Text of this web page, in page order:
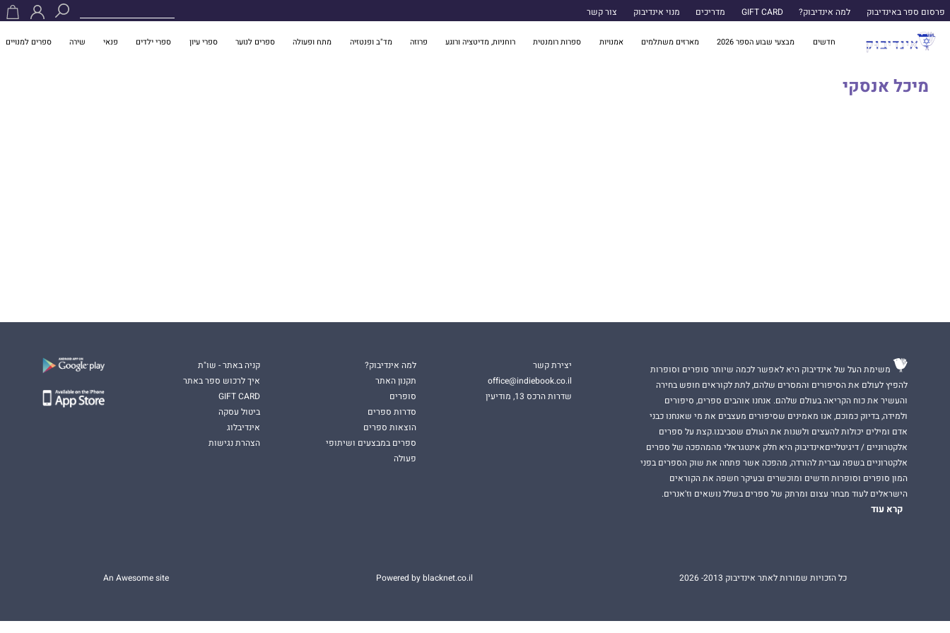
פרסום ספר באינדיבוק למה אינדיבוק? GIFT CARD מדריכים מנוי אינדיבוק צור קשר
חדשים מבצעי שבוע הספר 2026 מארזים משתלמים אמנויות ספרות רומנטית רוחניות, מדיטציה ורוגע פרוזה מד"ב ופנטזיה מתח ופעולה ספרים לנוער ספרי עיון ספרי ילדים פנאי שירה ספרים למנויים
מיכל אנסקי
משימת העל של אינדיבוק היא לאפשר לכמה שיותר סופרים וסופרות
להפיץ לעולם את הסיפורים והמסרים שלהם, לתת לקוראים חופש בחירה
והעשיר את כוח הקריאה בעולם שלהם. אנחנו אוהבים ספרים, סיפורים
ולמידה, בדיוק כמוכם, אנו מאמינים שסיפורים מעצבים את מי שאנחנו כבני
אדם ומילים יכולות להעצים ולשנות את העולם שסביבנו.קצת על ספרים
אלקטרוניים / דיגיטלייםאינדיבוק היא חלק אינטגראלי מהמהפכה של ספרים
אלקטרוניים בשפה עברית להורדה, מהפכה אשר פתחה את שוק הספרים בפני
המון סופרים וסופרות חדשים ומוכשרים ובעיקר חשפה את הקוראים
הישראלים לעוד מבחר עצום ומרתק של ספרים בשלל נושאים וז'אנרים.
קרא עוד
יצירת קשר
office@indiebook.co.il
שדרות הרכס 13, מודיעין
למה אינדיבוק?
תקנון האתר
סופרים
סדרות ספרים
הוצאות ספרים
ספרים במבצעים ושיתופי
פעולה
קניה באתר - שו"ת
איך לרכוש ספר באתר
GIFT CARD
ביטול עסקה
אינדיבלוג
הצהרת נגישות
כל הזכויות שמורות לאתר אינדיבוק 2013- 2026 Powered by blacknet.co.il
An Awesome site